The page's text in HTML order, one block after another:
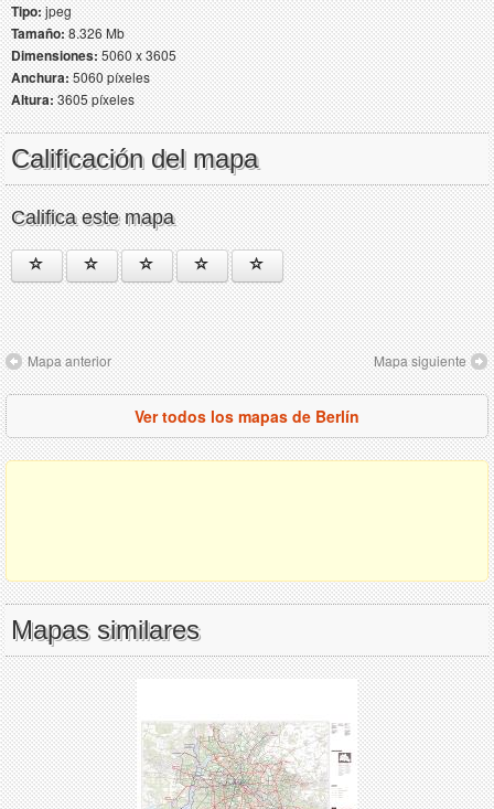
Tipo:jpeg
Tamaño:8.326 Mb
Dimensiones:5060 x 3605
Anchura:5060 píxeles
Altura:3605 píxeles
Calificación del mapa
Califica este mapa
Mapa anterior Mapa siguiente
Ver todos los mapas de Berlín
Mapas similares